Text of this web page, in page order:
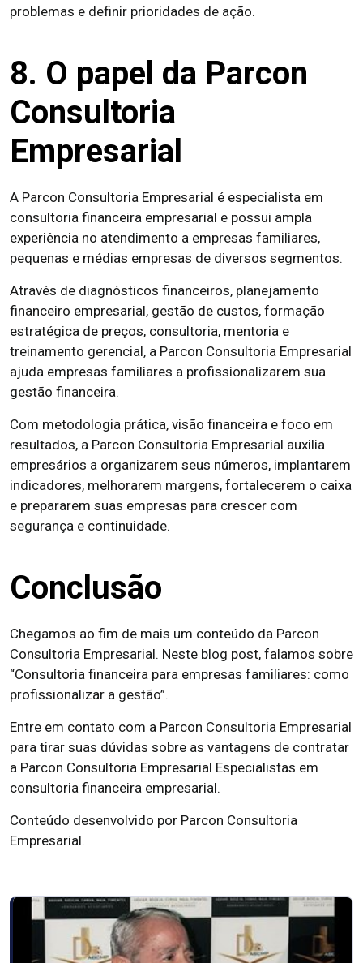
problemas e definir prioridades de ação.
8. O papel da Parcon
Consultoria
Empresarial
A Parcon Consultoria Empresarial é especialista em
consultoria financeira empresarial e possui ampla
experiência no atendimento a empresas familiares,
pequenas e médias empresas de diversos segmentos.
Através de diagnósticos financeiros, planejamento
financeiro empresarial, gestão de custos, formação
estratégica de preços, consultoria, mentoria e
treinamento gerencial, a Parcon Consultoria Empresarial
ajuda empresas familiares a profissionalizarem sua
gestão financeira.
Com metodologia prática, visão financeira e foco em
resultados, a Parcon Consultoria Empresarial auxilia
empresários a organizarem seus números, implantarem
indicadores, melhorarem margens, fortalecerem o caixa
e prepararem suas empresas para crescer com
segurança e continuidade.
Conclusão
Chegamos ao fim de mais um conteúdo da Parcon
Consultoria Empresarial. Neste blog post, falamos sobre
“Consultoria financeira para empresas familiares: como
profissionalizar a gestão”.
Entre em contato com a Parcon Consultoria Empresarial
para tirar suas dúvidas sobre as vantagens de contratar
a Parcon Consultoria Empresarial Especialistas em
consultoria financeira empresarial.
Conteúdo desenvolvido por Parcon Consultoria
Empresarial.